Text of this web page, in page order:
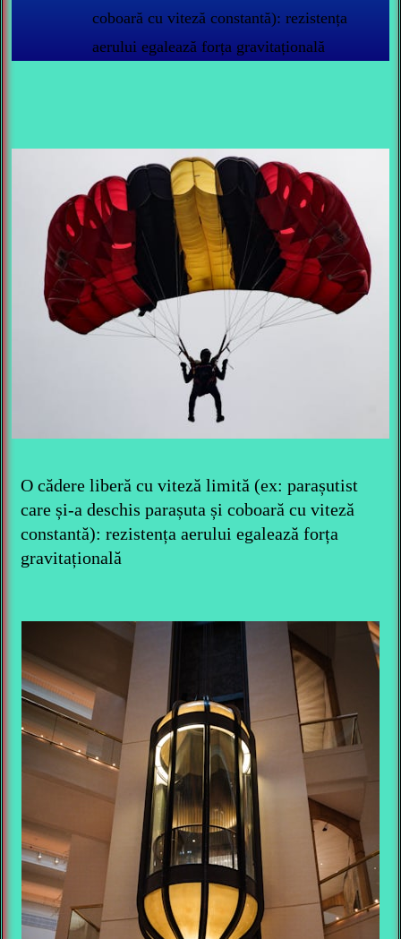
coboară cu viteză constantă): rezistența
aerului egalează forța gravitațională
O cădere liberă cu viteză limită (ex: parașutist
care și-a deschis parașuta și coboară cu viteză
constantă): rezistența aerului egalează forța
gravitațională